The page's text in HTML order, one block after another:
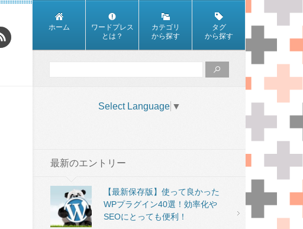
ホーム
ワードプレス
とは？
カテゴリ
から探す
タグ
から探す
Select Language ▼
最新のエントリー
【最新保存版】使って良かった
WPプラグイン40選！効率化や
SEOにとっても便利！